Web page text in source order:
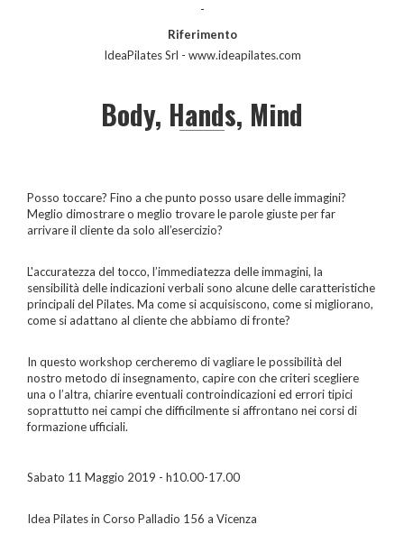
-
Riferimento
IdeaPilates Srl - www.ideapilates.com
Body, Hands, Mind
Posso toccare? Fino a che punto posso usare delle immagini?
Meglio dimostrare o meglio trovare le parole giuste per far
arrivare il cliente da solo all’esercizio?
L'accuratezza del tocco, l’immediatezza delle immagini, la
sensibilità delle indicazioni verbali sono alcune delle caratteristiche
principali del Pilates. Ma come si acquisiscono, come si migliorano,
come si adattano al cliente che abbiamo di fronte?
In questo workshop cercheremo di vagliare le possibilità del
nostro metodo di insegnamento, capire con che criteri scegliere
una o l’altra, chiarire eventuali controindicazioni ed errori tipici
soprattutto nei campi che difficilmente si affrontano nei corsi di
formazione ufficiali.
Sabato 11 Maggio 2019 - h10.00-17.00
Idea Pilates in Corso Palladio 156 a Vicenza